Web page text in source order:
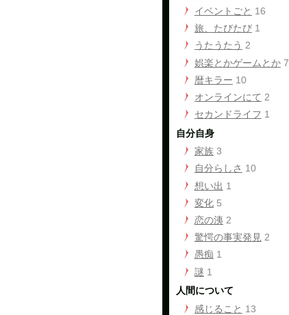
イベントごと 16
旅、たびたび1
うたうたう 2
娯楽とかゲームとか7
暦キラー 10
オンラインにて 2
セカンドライフ 1
自分自身
家族3
自分らしさ 10
想い出 1
変化5
恋の洟 2
驚愕の事実発見 2
愚痴 1
謎 1
人間について
感じること 13